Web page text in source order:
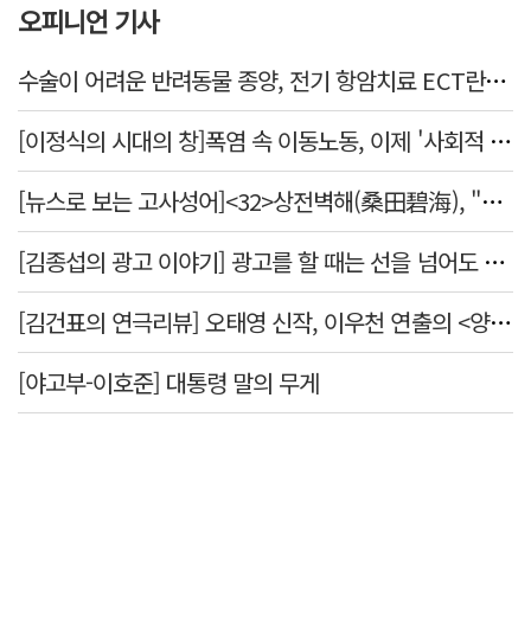
오피니언 기사
수술이 어려운 반려동물 종양, 전기 항암치료 ECT란? [반려동물 건강톡톡]
[이정식의 시대의 창]폭염 속 이동노동, 이제 '사회적 위험 관리'로 전환할 때
[뉴스로 보는 고사성어]<32>상전벽해(桑田碧海), "뽕나무밭이 푸른 바다가 되었다."
[김종섭의 광고 이야기] 광고를 할 때는 선을 넘어도 좋습니다.
[김건표의 연극리뷰] 오태영 신작, 이우천 연출의 <양은 양순하다>"국민을 온순한 양으로 길들이는 전체주의적 정치의 알레고리"
[야고부-이호준] 대통령 말의 무게